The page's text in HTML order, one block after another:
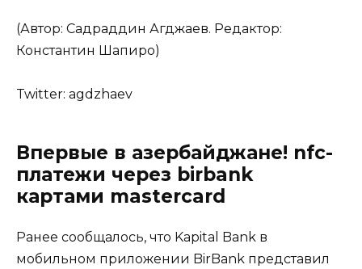
(Автор: Садраддин Агджаев. Редактор:
Константин Шапиро)
Twitter: agdzhaev
Впервые в азербайджане! nfc-
платежи через birbank
картами mastercard
Ранее сообщалось, что Kapital Bank в
мобильном приложении BirBank представил